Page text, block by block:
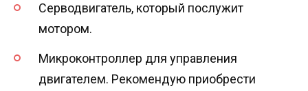
Серводвигатель, который послужит
мотором.
Микроконтроллер для управления
двигателем. Рекомендую приобрести